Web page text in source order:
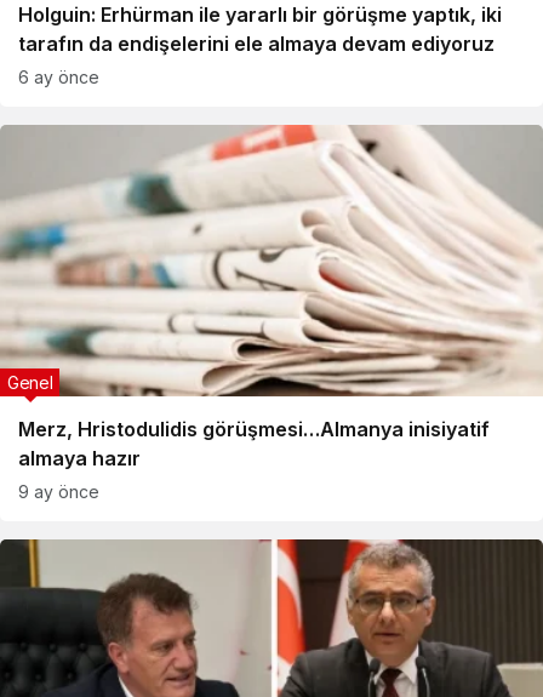
Holguin: Erhürman ile yararlı bir görüşme yaptık, iki
tarafın da endişelerini ele almaya devam ediyoruz
6 ay önce
Merz, Hristodulidis görüşmesi…Almanya inisiyatif
almaya hazır
Genel
9 ay önce